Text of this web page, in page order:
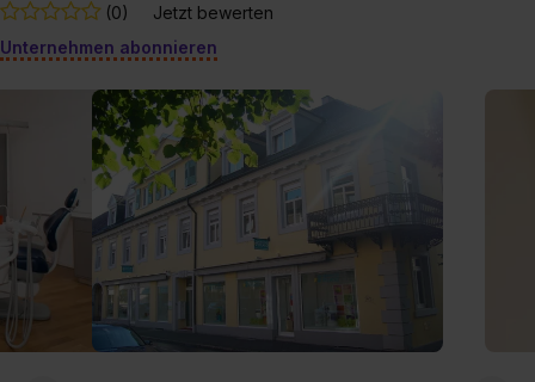
(0)
Jetzt bewerten
Unternehmen abonnieren